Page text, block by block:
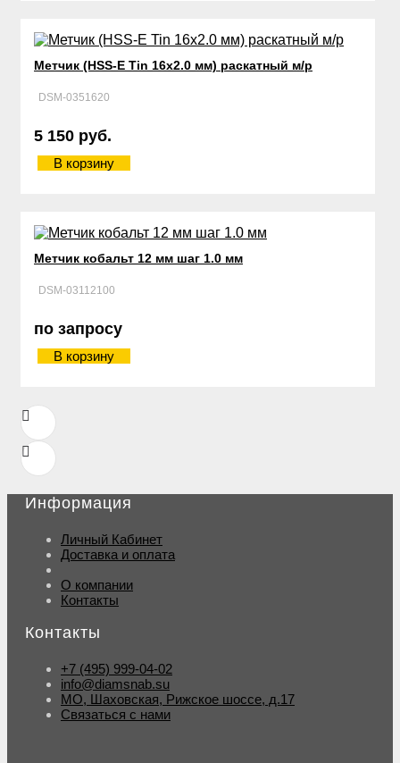
Метчик (HSS-E Tin 16х2.0 мм) раскатный м/р
DSM-0351620
5 150 руб.
В корзину
Метчик кобальт 12 мм шаг 1.0 мм
DSM-03112100
по запросу
В корзину
Информация
Личный Кабинет
Доставка и оплата
О компании
Контакты
Контакты
+7 (495) 999-04-02
info@diamsnab.su
МО, Шаховская, Рижское шоссе, д.17
Связаться с нами